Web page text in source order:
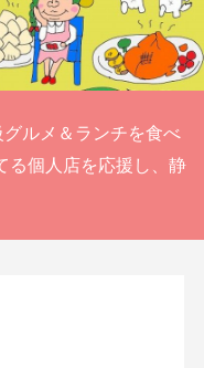
ルメ＆ランチを食べ
る個人店を応援し、静